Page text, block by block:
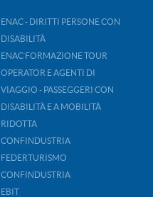
ENAC - DIRITTI PERSONE CON
DISABILITÀ
ENAC FORMAZIONE TOUR
OPERATOR E AGENTI DI
VIAGGIO - PASSEGGERI CON
DISABILITÀ E A MOBILITÀ
RIDOTTA
CONFINDUSTRIA
FEDERTURISMO
CONFINDUSTRIA
EBIT